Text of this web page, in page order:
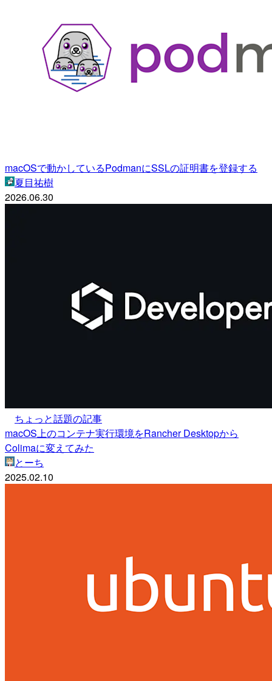
macOSで動かしているPodmanにSSLの証明書を登録する
夏目祐樹
2026.06.30
ちょっと話題の記事
macOS上のコンテナ実行環境をRancher Desktopから
Colimaに変えてみた
とーち
2025.02.10